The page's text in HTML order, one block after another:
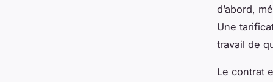
d’abord,
Une
travail de
Le contrat